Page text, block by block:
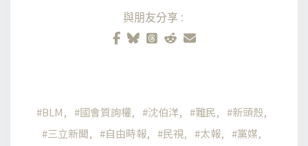
與朋友分享:
BLM 國會質詢權 沈伯洋 難民
新頭殼
三立新聞
自由時報 民視 太報
黨媒